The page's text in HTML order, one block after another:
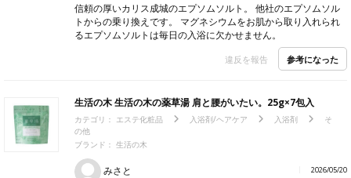
信頼の厚いカリス成城のエプソムソルト。 他社のエプソムソル
トからの乗り換えです。 マグネシウムをお肌から取り入れられ
るエプソムソルトは毎日の入浴に欠かせません。
違反を報告 参考になった
生活の木 生活の木の薬草湯 肩と腰がいたい。25g×7包入
カテゴリ： エステ化粧品 入浴剤/ヘアケア 入浴剤
そ
の他
ブランド： 生活の木
みさと 2026/05/20